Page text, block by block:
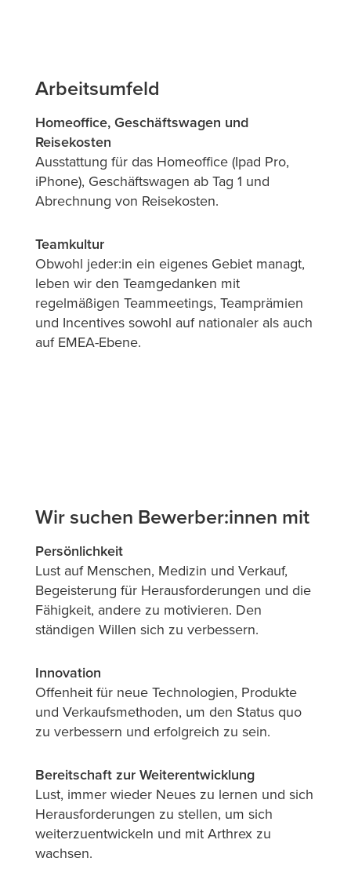
Arbeitsumfeld
Homeoffice, Geschäftswagen und
Reisekosten
Ausstattung für das Homeoffice (Ipad Pro,
iPhone), Geschäftswagen ab Tag 1 und
Abrechnung von Reisekosten.
Teamkultur
Obwohl jeder:in ein eigenes Gebiet managt,
leben wir den Teamgedanken mit
regelmäßigen Teammeetings, Teamprämien
und Incentives sowohl auf nationaler als auch
auf EMEA-Ebene.
Wir suchen Bewerber:innen mit
Persönlichkeit
Lust auf Menschen, Medizin und Verkauf,
Begeisterung für Herausforderungen und die
Fähigkeit, andere zu motivieren. Den
ständigen Willen sich zu verbessern.
Innovation
Offenheit für neue Technologien, Produkte
und Verkaufsmethoden, um den Status quo
zu verbessern und erfolgreich zu sein.
Bereitschaft zur Weiterentwicklung
Lust, immer wieder Neues zu lernen und sich
Herausforderungen zu stellen, um sich
weiterzuentwickeln und mit Arthrex zu
wachsen.